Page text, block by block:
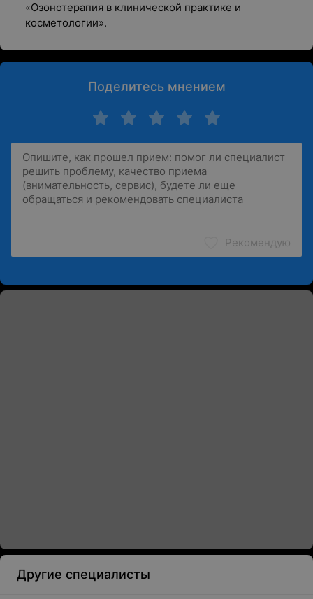
«Озонотерапия в клинической практике и
косметологии».
Поделитесь мнением
Рекомендую
Другие специалисты